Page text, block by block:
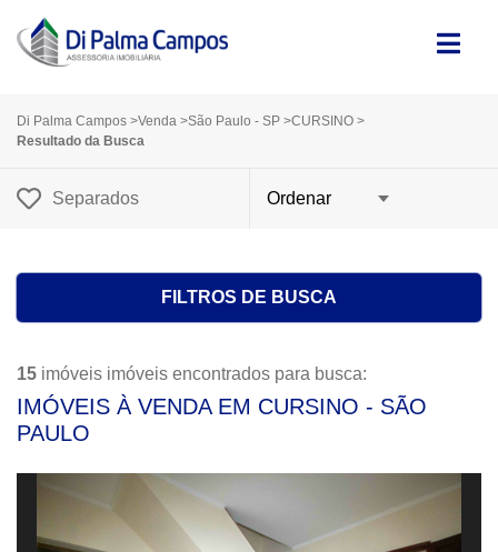
Di Palma Campos >Venda >São Paulo - SP >CURSINO >
Resultado da Busca
Separados
FILTROS DE BUSCA
15 imóveis imóveis encontrados para busca:
IMÓVEIS À VENDA EM CURSINO - SÃO
PAULO